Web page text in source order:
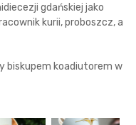
gdańskiej jako
kurii, proboszcz, a
biskupem koadiutorem w